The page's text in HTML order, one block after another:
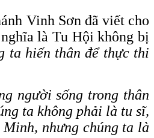
Vinh Sơn đã viết cho
là Tu Hội không bị
ta hiến thân để thực thi
người sống trong thân
ta không phải là tu sĩ,
nhưng chúng ta là